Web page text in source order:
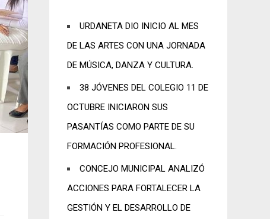
URDANETA DIO INICIO AL MES
DE LAS ARTES CON UNA JORNADA
DE MÚSICA, DANZA Y CULTURA.
38 JÓVENES DEL COLEGIO 11 DE
OCTUBRE INICIARON SUS
PASANTÍAS COMO PARTE DE SU
FORMACIÓN PROFESIONAL.
CONCEJO MUNICIPAL ANALIZÓ
ACCIONES PARA FORTALECER LA
GESTIÓN Y EL DESARROLLO DE